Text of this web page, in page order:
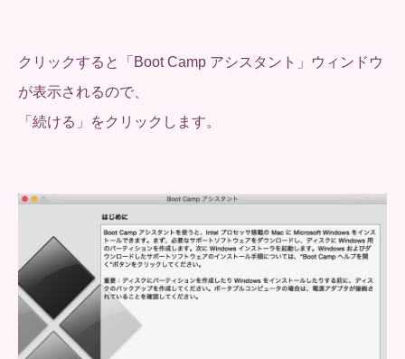
クリックすると「Boot Camp アシスタント」ウィンドウ
が表示されるので、
「続ける」をクリックします。